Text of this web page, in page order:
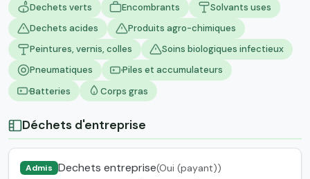
Dechets verts
Encombrants
Solvants uses
Dechets acides
Produits agro-chimiques
Peintures, vernis, colles
Soins biologiques infectieux
Pneumatiques
Piles et accumulateurs
Batteries
Corps gras
Déchets d'entreprise
Admis Dechets entreprise(Oui (payant))